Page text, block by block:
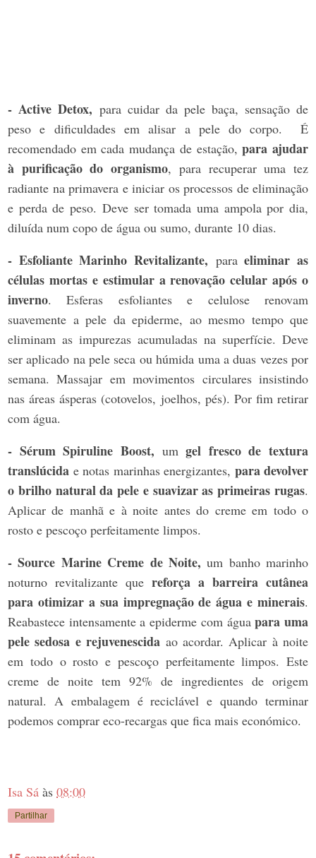
- Active Detox, para cuidar da pele baça, sensação de
peso e dificuldades em alisar a pele do corpo. É
recomendado em cada mudança de estação, para ajudar
à purificação do organismo, para recuperar uma tez
radiante na primavera e iniciar os processos de eliminação
e perda de peso. Deve ser tomada uma ampola por dia,
diluída num copo de água ou sumo, durante 10 dias.
- Esfoliante Marinho Revitalizante, paraeliminar as
células mortas e estimular a renovação celular após o
inverno. Esferas esfoliantes e celulose renovam
suavemente a pele da epiderme, ao mesmo tempo que
eliminam as impurezas acumuladas na superfície. Deve
ser aplicado na pele seca ou húmida uma a duas vezes por
semana. Massajar em movimentos circulares insistindo
nas áreas ásperas (cotovelos, joelhos, pés). Por fim retirar
com água.
- Sérum Spiruline Boost, umgel fresco de textura
translúcida e notas marinhas energizantes, para devolver
o brilho natural da pele e suavizar as primeiras rugas.
Aplicar de manhã e à noite antes do creme em todo o
rosto e pescoço perfeitamente limpos.
- Source Marine Creme de Noite,um banho marinho
noturno revitalizante que reforça a barreira cutânea
para otimizar a sua impregnação de água e minerais.
Reabastece intensamente a epiderme com águapara uma
pele sedosa e rejuvenescida ao acordar. Aplicar à noite
em todo o rosto e pescoço perfeitamente limpos. Este
creme de noite tem 92% de ingredientes de origem
natural. A embalagem é reciclável e quando terminar
podemos comprar eco-recargas que fica mais económico.
Isa Sá às 08:00
Partilhar